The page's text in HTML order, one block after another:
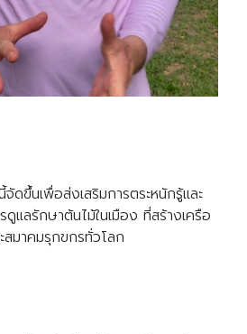
ดขึ้นเพื่อส่งเสริมการตระหนักรู้และ
แลรักษาต้นไม้ในเมือง ที่สร้างเครือ
มาคมรุกขกรทั่วโลก